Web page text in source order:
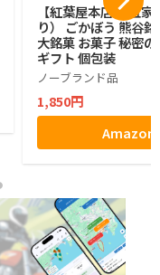
【紅葉屋本店】 五
り） ごかぼう 熊谷
大銘菓 お菓子 秘密
ギフト 個包装
ノーブランド品
1,850円
Amazon